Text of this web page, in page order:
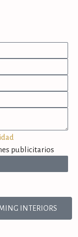
publicitarios
INTERIORS